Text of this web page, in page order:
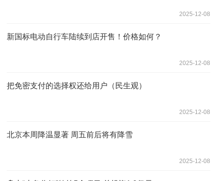
2025-12-08
新国标电动自行车陆续到店开售！价格如何？
2025-12-08
把免密支付的选择权还给用户（民生观）
2025-12-08
北京本周降温显著 周五前后将有降雪
2025-12-08